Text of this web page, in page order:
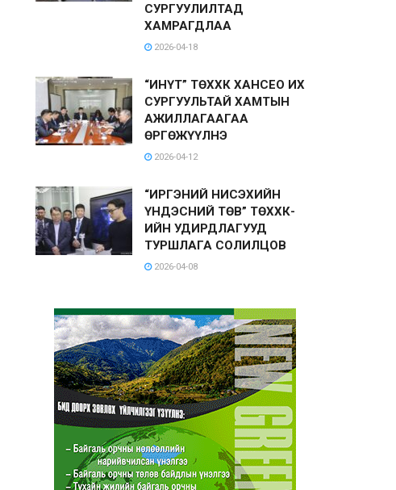
СУРГУУЛИЛТАД
ХАМРАГДЛАА
2026-04-18
“ИНҮТ” ТӨХХК ХАНСЕО ИХ
СУРГУУЛЬТАЙ ХАМТЫН
АЖИЛЛАГААГАА
ӨРГӨЖҮҮЛНЭ
2026-04-12
“ИРГЭНИЙ НИСЭХИЙН
ҮНДЭСНИЙ ТӨВ” ТӨХХК-
ИЙН УДИРДЛАГУУД
ТУРШЛАГА СОЛИЛЦОВ
2026-04-08